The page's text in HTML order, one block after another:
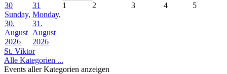
30
Sunday,
30.
August
2026
31
Monday,
31.
August
2026
1 2 3 4 5
St. Viktor
Alle Kategorien ...
Events aller Kategorien anzeigen